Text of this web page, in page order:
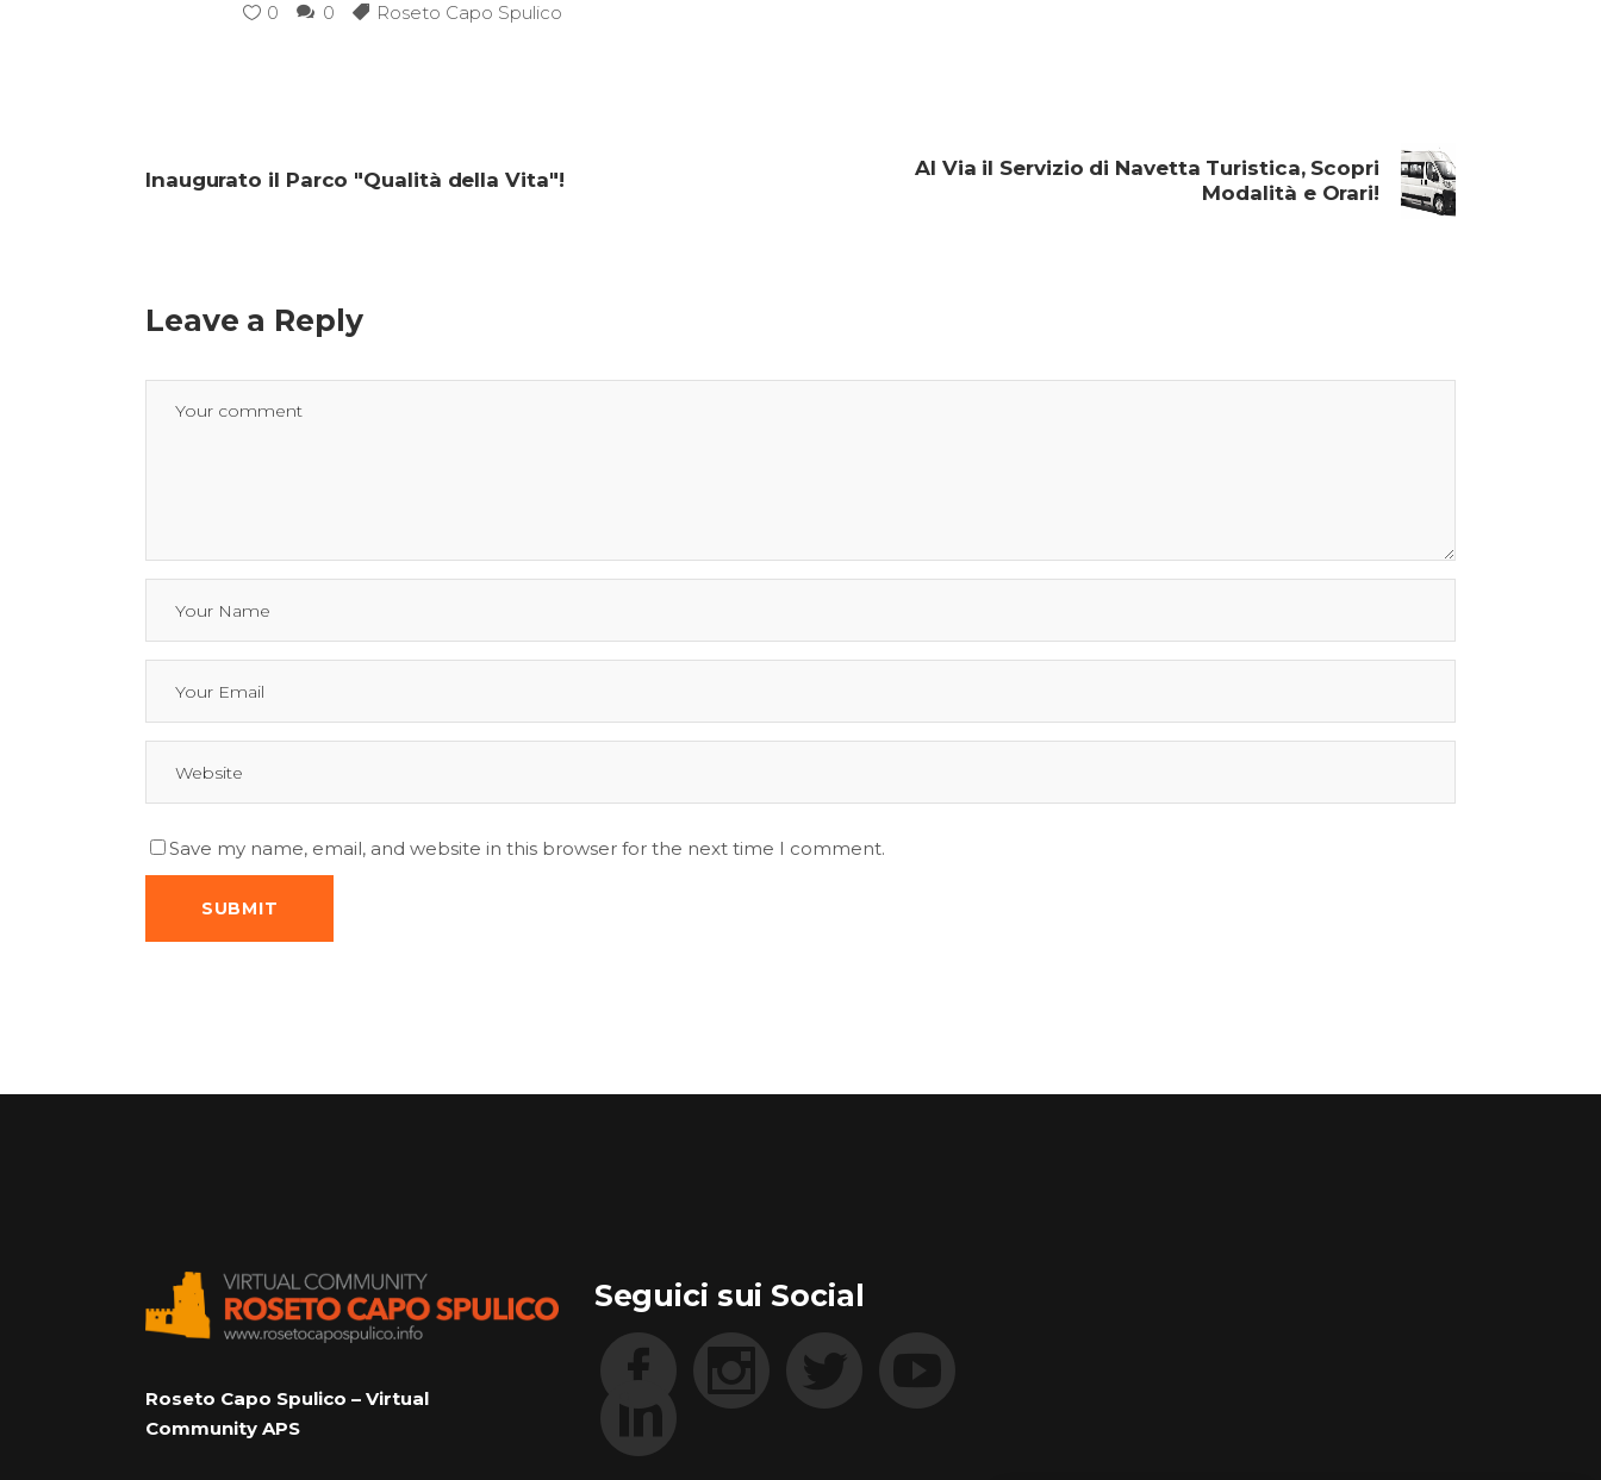
0 0 Roseto Capo Spulico
Inaugurato il Parco "Qualità della Vita"!
Al Via il Servizio di Navetta Turistica, Scopri
Modalità e Orari!
Leave a Reply
Save my name, email, and website in this browser for the next time I comment.
Roseto Capo Spulico – Virtual
Community APS
Seguici sui Social